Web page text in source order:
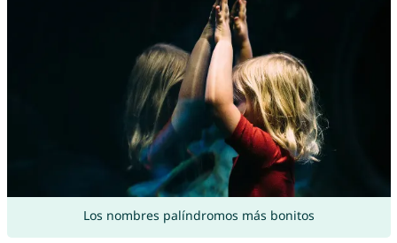
Los nombres palíndromos más bonitos